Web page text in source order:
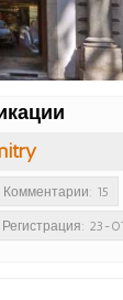
Комментарии: 15
Регистрация: 23-